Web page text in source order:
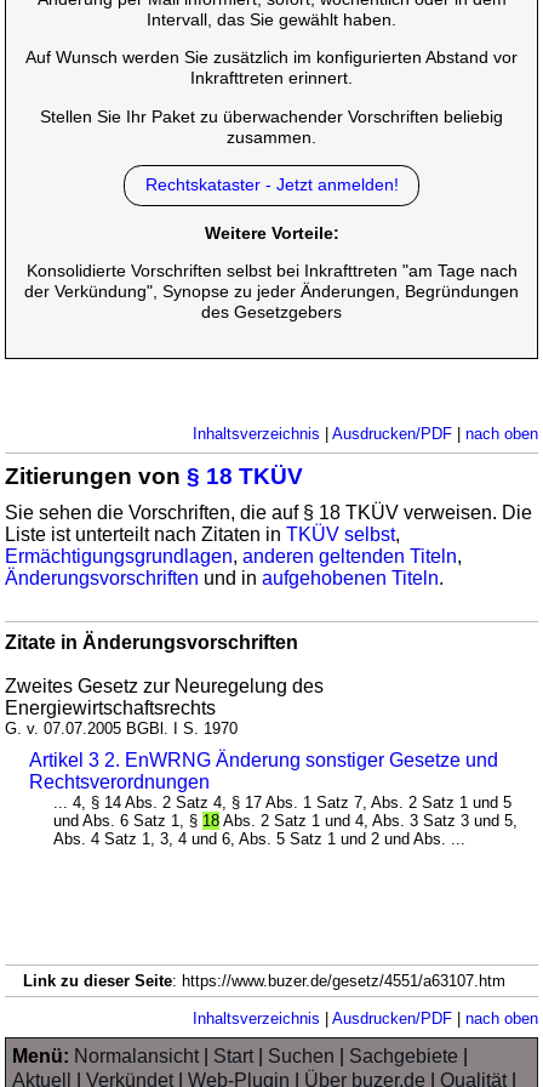
Intervall, das Sie gewählt haben.
Auf Wunsch werden Sie zusätzlich im konfigurierten Abstand vor
Inkrafttreten erinnert.
Stellen Sie Ihr Paket zu überwachender Vorschriften beliebig
zusammen.
Rechtskataster - Jetzt anmelden!
Weitere Vorteile:
Konsolidierte Vorschriften selbst bei Inkrafttreten "am Tage nach
der Verkündung", Synopse zu jeder Änderungen, Begründungen
des Gesetzgebers
Inhaltsverzeichnis Ausdrucken/PDF| nach oben
Zitierungen von§ 18 TKÜV
Sie sehen die Vorschriften, die auf § 18 TKÜV verweisen. Die
Liste ist unterteilt nach Zitaten inTKÜV selbst,
Ermächtigungsgrundlagen,anderen geltenden Titeln,
Änderungsvorschriften und inaufgehobenen Titeln.
Zitate in Änderungsvorschriften
Zweites Gesetz zur Neuregelung des
Energiewirtschaftsrechts
G. v. 07.07.2005 BGBl. I S. 1970
Artikel 3 2. EnWRNG Änderung sonstiger Gesetze und
Rechtsverordnungen
... 4, § 14 Abs. 2 Satz 4, § 17 Abs. 1 Satz 7, Abs. 2 Satz 1 und 5
und Abs. 6 Satz 1, § 18 Abs. 2 Satz 1 und 4, Abs. 3 Satz 3 und 5,
Abs. 4 Satz 1, 3, 4 und 6, Abs. 5 Satz 1 und 2 und Abs. ...
Link zu dieser Seite: https://www.buzer.de/gesetz/4551/a63107.htm
Inhaltsverzeichnis Ausdrucken/PDF| nach oben
Menü: Normalansicht| Start| Suchen Sachgebiete
Aktuell
|Verkündet|Web-Plugin Über buzer.de |Qualität|